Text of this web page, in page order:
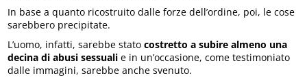
In base a quanto ricostruito dalle forze dell’ordine, poi, le cose
sarebbero precipitate.
L’uomo, infatti, sarebbe statocostretto a subire almeno una
decina di abusi sessuali e in un’occasione, come testimoniato
dalle immagini, sarebbe anche svenuto.